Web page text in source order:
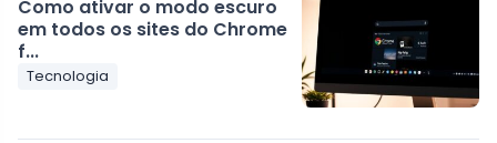
Como ativar o modo escuro
em todos os sites do Chrome
f...
Tecnologia